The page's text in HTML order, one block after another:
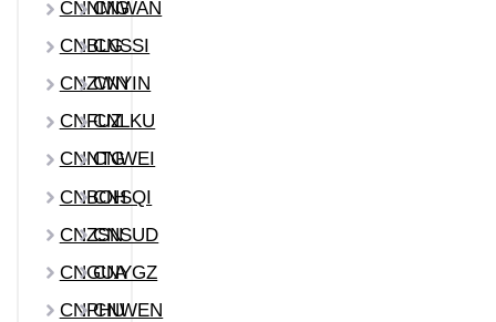
CNNMG
CNWAN
CNBLG
CNSSI
CNZWN
CNYIN
CNFUZCNLKU
CNNTG
CNWEI
CNBOH
CNSQI
CNZSNCNSUD
CNGUACNYGZ
CNPHUCNWEN